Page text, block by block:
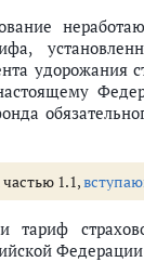
удорожания
1.1,
тариф
Федерации